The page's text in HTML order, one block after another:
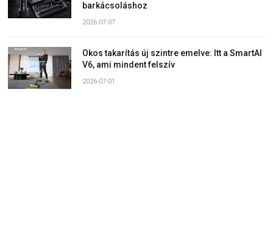
barkácsoláshoz
2026-07-07
Okos takarítás új szintre emelve: Itt a SmartAI
V6, ami mindent felszív
2026-07-01